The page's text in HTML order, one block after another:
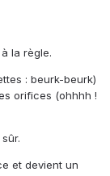
la règle.
: beurk-beurk)
orifices (ohhhh !
et devient un